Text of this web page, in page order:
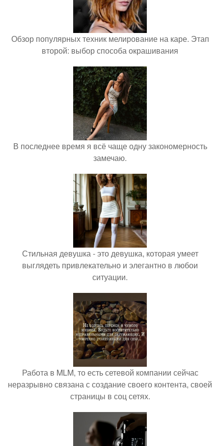
Обзор популярных техник мелирование на каре. Этап
второй: выбор способа окрашивания
В последнее время я всё чаще одну закономерность
замечаю.
Стильная девушка - это девушка, которая умеет
выглядеть привлекательно и элегантно в любои
ситуации.
Работа в MLM, то есть сетевой компании сейчас
неразрывно связана с создание своего контента, своей
страницы в соц сетях.